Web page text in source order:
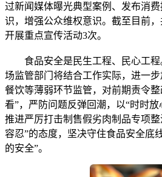
过新闻媒体曝光典型案例、发布消
识，增强公众维权意识。截至目前，
开展重点宣传活动3次。
食品安全是民生工程、民心工程
场监管部门将结合工作实际，进一
餐饮等薄弱环节监管，对前期责令
看”，严防问题反弹回潮，以“时时
推进严厉打击制售假劣肉制品专项
容忍”的态度，坚决守住食品安全底
的安全”。